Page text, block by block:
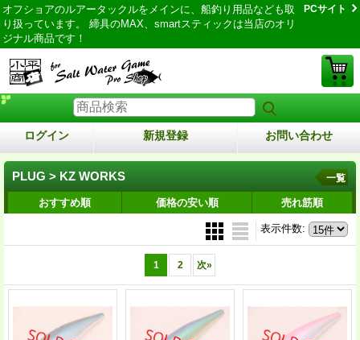
オフショアのルアータックルをメインに、船釣り用品なども取
り扱っています。 締具のMAX、smartスティックは当店のオリ
ジナル商品です！
PCサイト
ログイン 新規登録 お問い合わせ
PLUG > KZ WORKS 一覧
おすすめ順 価格の安い順 売れ筋順
表示件数:
1 2 次»